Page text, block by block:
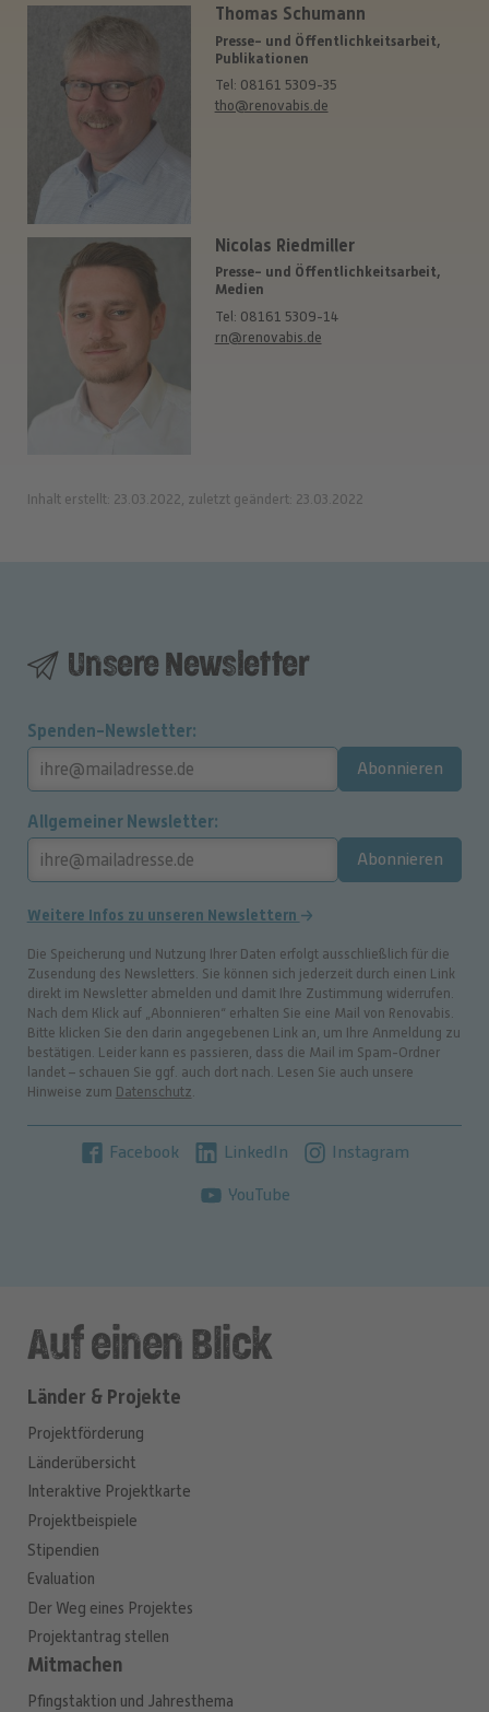
Thomas Schumann
Presse- und Öffentlichkeitsarbeit,
Publikationen
Tel: 08161 5309-35
tho@renovabis.de
Nicolas Riedmiller
Presse- und Öffentlichkeitsarbeit,
Medien
Tel: 08161 5309-14
rn@renovabis.de
Inhalt erstellt: 23.03.2022, zuletzt geändert: 23.03.2022
Unsere Newsletter
Spenden-Newsletter
Abonnieren
Allgemeiner Newsletter
Abonnieren
Weitere Infos zu unseren Newslettern
Die Speicherung und Nutzung Ihrer Daten erfolgt ausschließlich für die
Zusendung des Newsletters. Sie können sich jederzeit durch einen Link
direkt im Newsletter abmelden und damit Ihre Zustimmung widerrufen.
Nach dem Klick auf „Abonnieren“ erhalten Sie eine Mail von Renovabis.
Bitte klicken Sie den darin angegebenen Link an, um Ihre Anmeldung zu
bestätigen. Leider kann es passieren, dass die Mail im Spam-Ordner
landet – schauen Sie ggf. auch dort nach. Lesen Sie auch unsere
Hinweise zum Datenschutz.
Facebook LinkedIn Instagram
YouTube
Auf einen Blick
Länder & Projekte
Projektförderung
Länderübersicht
Interaktive Projektkarte
Projektbeispiele
Stipendien
Evaluation
Der Weg eines Projektes
Projektantrag stellen
Mitmachen
Pfingstaktion und Jahresthema